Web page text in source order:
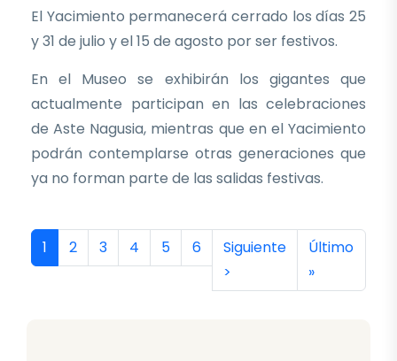
El Yacimiento permanecerá cerrado los días 25
y 31 de julio y el 15 de agosto por ser festivos.
En el Museo se exhibirán los gigantes que
actualmente participan en las celebraciones
de Aste Nagusia, mientras que en el Yacimiento
podrán contemplarse otras generaciones que
ya no forman parte de las salidas festivas.
Paginación
Página actual
1 Página
2 Página
3 Página
4 Página
5 Página
6 Siguiente página
Siguiente
>
Última
Último
»